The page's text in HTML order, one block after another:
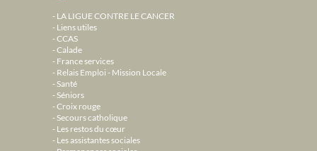
LA LIGUE CONTRE LE CANCER
Liens utiles
CCAS
Calade
France services
Relais Emploi - Mission Locale
Santé
Séniors
Croix rouge
Secours catholique
Les restos du cœur
Les assistantes sociales